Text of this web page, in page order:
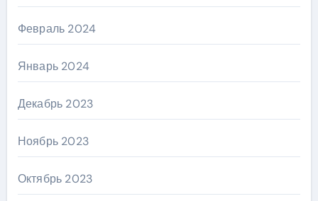
Февраль 2024
Январь 2024
Декабрь 2023
Ноябрь 2023
Октябрь 2023